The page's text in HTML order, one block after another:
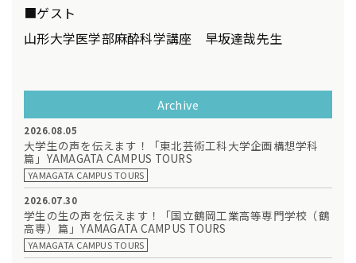
■ゲスト
山形大学医学部麻酔科学講座 早坂達哉先生
Archive
2026.08.05
大学生の声を伝えます！「東北芸術工科大学企画構想学科
篇」YAMAGATA CAMPUS TOURS
YAMAGATA CAMPUS TOURS
2026.07.30
学生の生の声を伝えます！「国立鶴岡工業高等専門学校（鶴
高専）篇」YAMAGATA CAMPUS TOURS
YAMAGATA CAMPUS TOURS